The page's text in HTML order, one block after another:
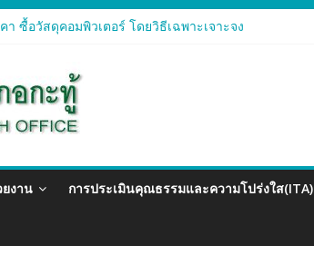
ซื้อวัสดุคอมพิวเตอร์ โดยวิธีเฉพาะเจาะจง
อวัสดุงานบ้านงานครัว โดยวิธีเฉพาะเจาะจง
ซื้อวัสดุสำนักงาน โดยวิธีเฉพาะเจาะจง
งาน การประเมินคุณธรรมและความโปร่งใส(ITA)